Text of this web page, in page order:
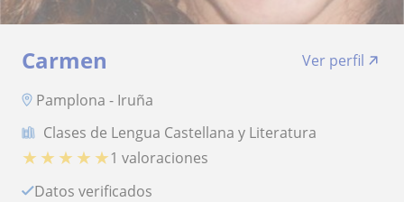
Carmen
Ver perfil
Pamplona - Iruña
Clases de Lengua Castellana y Literatura
★ ★ ★ ★ ★1 valoraciones
Datos verificados